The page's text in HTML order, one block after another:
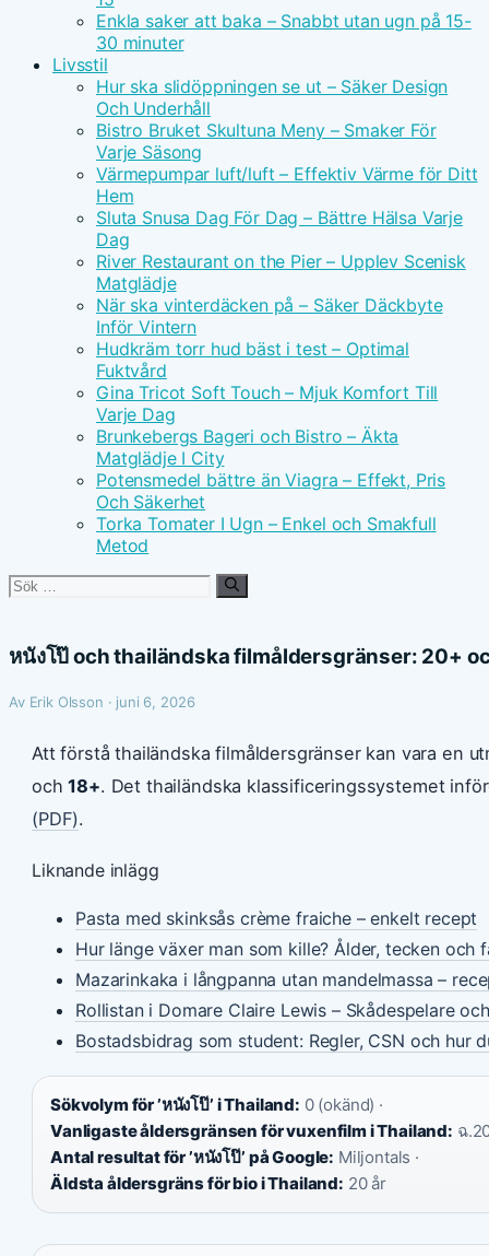
Enkla saker att baka – Snabbt utan ugn på 15-
30 minuter
Livsstil
Hur ska slidöppningen se ut – Säker Design
Och Underhåll
Bistro Bruket Skultuna Meny – Smaker För
Varje Säsong
Värmepumpar luft/luft – Effektiv Värme för Ditt
Hem
Sluta Snusa Dag För Dag – Bättre Hälsa Varje
Dag
River Restaurant on the Pier – Upplev Scenisk
Matglädje
När ska vinterdäcken på – Säker Däckbyte
Inför Vintern
Hudkräm torr hud bäst i test – Optimal
Fuktvård
Gina Tricot Soft Touch – Mjuk Komfort Till
Varje Dag
Brunkebergs Bageri och Bistro – Äkta
Matglädje I City
Potensmedel bättre än Viagra – Effekt, Pris
Och Säkerhet
Torka Tomater I Ugn – Enkel och Smakfull
Metod
Sök
หนังโป๊ och thailändska filmåldersgränser: 20+
Av Erik Olsson · juni 6, 2026
Att förstå thailändska filmåldersgränser kan vara en
och18+. Det thailändska klassificeringssystemet
(PDF).
Liknande inlägg
Pasta med skinksås crème fraiche – enkelt recept
Hur länge växer man som kille? Ålder, tecken och
Mazarinkaka i långpanna utan mandelmassa –
Rollistan i Domare Claire Lewis – Skådespelare
Bostadsbidrag som student: Regler, CSN och hur
Sökvolym för ’หนังโป๊’ i Thailand: 0 (okänd) ·
Vanligaste åldersgränsen för vuxenfilm i Thailand: ฉ
Antal resultat för ’หนังโป๊’ på Google: Miljontals ·
Äldsta åldersgräns för bio i Thailand: 20 år